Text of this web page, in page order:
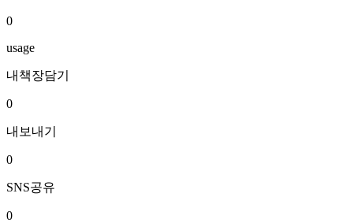
0
usage
내책장담기
0
내보내기
0
SNS공유
0